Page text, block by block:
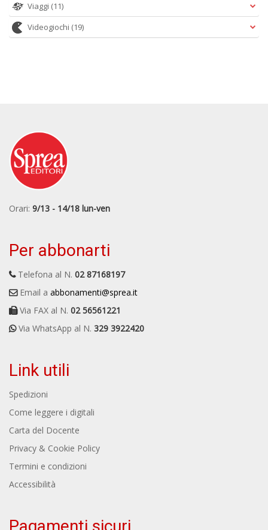
Viaggi (11)
Videogiochi (19)
Orari: 9/13 - 14/18 lun-ven
Per abbonarti
Telefona al N. 02 87168197
Email a abbonamenti@sprea.it
Via FAX al N. 02 56561221
Via WhatsApp al N. 329 3922420
Link utili
Spedizioni
Come leggere i digitali
Carta del Docente
Privacy & Cookie Policy
Termini e condizioni
Accessibilità